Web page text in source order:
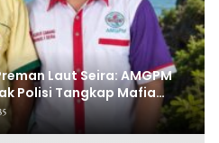
Laut Seira: AMGPM
Polisi Tangkap Mafia